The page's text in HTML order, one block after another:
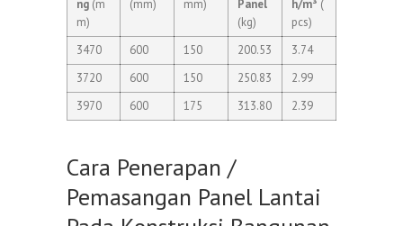
ng (m
m)
(mm)
mm)
Panel
(kg)
h/m³ (
pcs)
3470
600 150 200.53
3.74
3720
600 150 250.83
2.99
3970
600 175 313.80 2.39
Cara Penerapan /
Pemasangan Panel Lantai